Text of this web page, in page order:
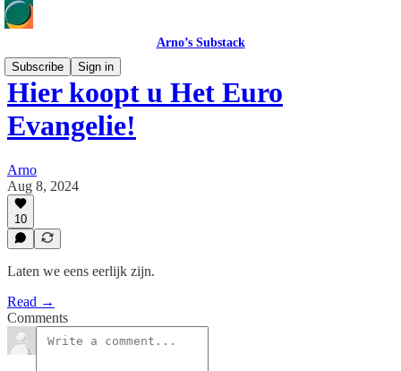
Arno’s Substack
Subscribe
Sign in
Hier koopt u Het Euro
Evangelie!
Arno
Aug 8, 2024
10
Laten we eens eerlijk zijn.
Read →
Comments